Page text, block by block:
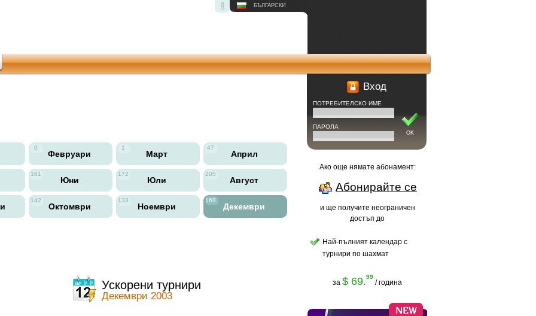
БЪЛГАРСКИ
0
Февруари
1
Март
47
Април
161
Юни
172
Юли
205
Август
142
Октомври
133
Ноември
169
Декември
Ускорени турнири
Декември 2003
Вход
OK
ПОТРЕБИТЕЛСКО ИМЕ
ПАРОЛА
Ако още нямате абонамент:
Абонирайте се
и ще получите неограничен
достъп до
Най-пълният календар с
турнири по шахмат
за $ 69.99
/ година